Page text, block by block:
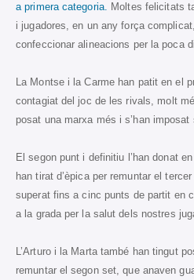
a primera categoria. Moltes felicitats
i jugadores, en un any força
confeccionar alineacions per la poca
La Montse i la Carme han patit en el
contagiat del joc de les rivals, molt
posat una marxa més i s’han imposat
El segon punt i definitiu l’han donat
han tirat d’èpica per remuntar el
superat fins a cinc punts de partit en
a la grada per la salut dels nostres
L’Arturo i la Marta també han tingut
remuntar el segon set, que anaven